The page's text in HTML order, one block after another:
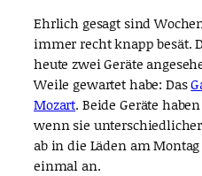
Ehrlich gesagt sind
immer recht knapp besät.
heute zwei Geräte
Weile gewartet habe: Das
Mozart. Beide Geräte
wenn sie
ab in die Läden am
einmal an.